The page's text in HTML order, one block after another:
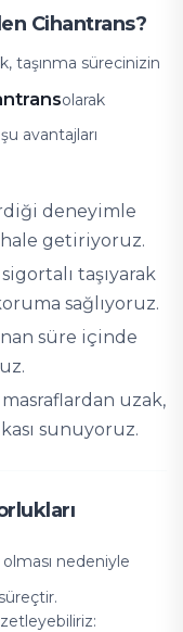
Cihantrans?
taşınma sürecinizin
olarak
avantajları
deneyimle
getiriyoruz.
sigortalı taşıyarak
sağlıyoruz.
süre içinde
uzak,
sunuyoruz.
nedeniyle